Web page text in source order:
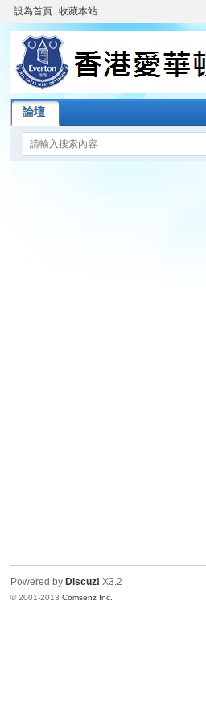
設為首頁 收藏本站
論壇
Powered by Discuz! X3.2
© 2001-2013Comsenz Inc.